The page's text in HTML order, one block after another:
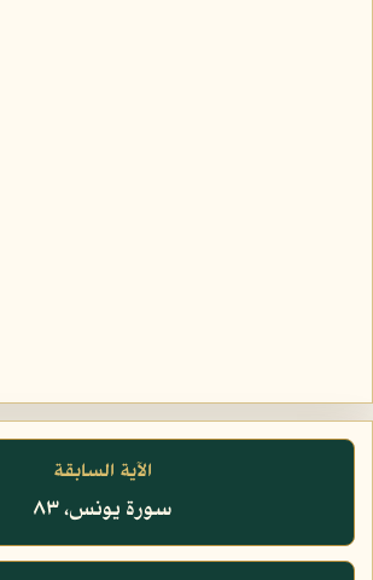
الآية السابقة
سورة يونس، ٨٣